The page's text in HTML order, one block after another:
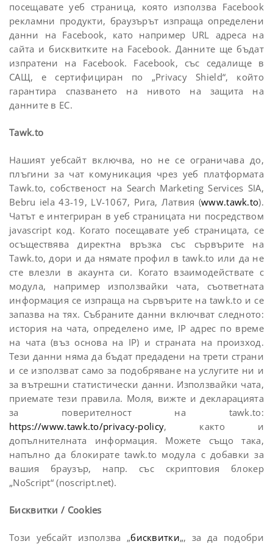
посещавате уеб страница, която използва Facebook
рекламни продукти, браузърът изпраща определени
данни на Facebook, като например URL адреса на
сайта и бисквитките на Facebook. Данните ще бъдат
изпратени на Facebook. Facebook, със седалище в
САЩ, е сертифициран по „Privacy Shield“, който
гарантира спазването на нивото на защита на
данните в ЕС.
Tawk.to
Нашият уебсайт включва, но не се ограничава до,
плъгини за чат комуникация чрез уеб платформата
Tawk.to, собственост на Search Marketing Services SIA,
Bebru iela 43-19, LV-1067, Рига, Латвия (www.tawk.to).
Чатът е интегриран в уеб страницата ни посредством
javascript код. Когато посещавате уеб страницата, се
осъществява директна връзка със сървърите на
Tawk.to, дори и да нямате профил в tawk.to или да не
сте влезли в акаунта си. Когато взаимодействате с
модула, например използвайки чата, съответната
информация се изпраща на сървърите на tawk.to и се
запазва на тях. Събраните данни включват следното:
история на чата, определено име, IP адрес по време
на чата (въз основа на IP) и страната на произход.
Тези данни няма да бъдат предадени на трети страни
и се използват само за подобряване на услугите ни и
за вътрешни статистически данни. Използвайки чата,
приемате тези правила. Моля, вижте и декларацията
за поверителност на tawk.to:
https://www.tawk.to/privacy-policy, както и
допълнителната информация. Можете също така,
напълно да блокирате tawk.to модула с добавки за
вашия браузър, напр. със скриптовия блокер
„NoScript“ (noscript.net).
Бисквитки / Cookies
Този уебсайт използва „бисквитки„, за да подобри